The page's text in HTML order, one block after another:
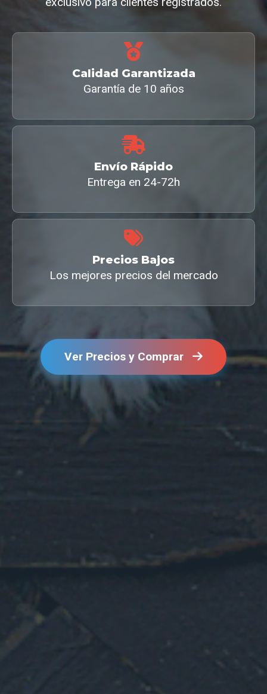
Calidad Garantizada
Garantía de 10 años
Envío Rápido
Entrega en 24-72h
Precios Bajos
Los mejores precios del mercado
Ver Precios y Comprar